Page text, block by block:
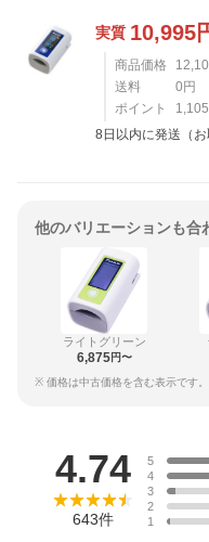
実質 10,995
商品価格
送料
0 円
ポイント
1,105
8日以内に発送（お
他のバリエーションも合
ライトグリーン
6,875円〜
※ 価格は中古価格を含む表示です。
4.74
643件
5
4
3
2
1